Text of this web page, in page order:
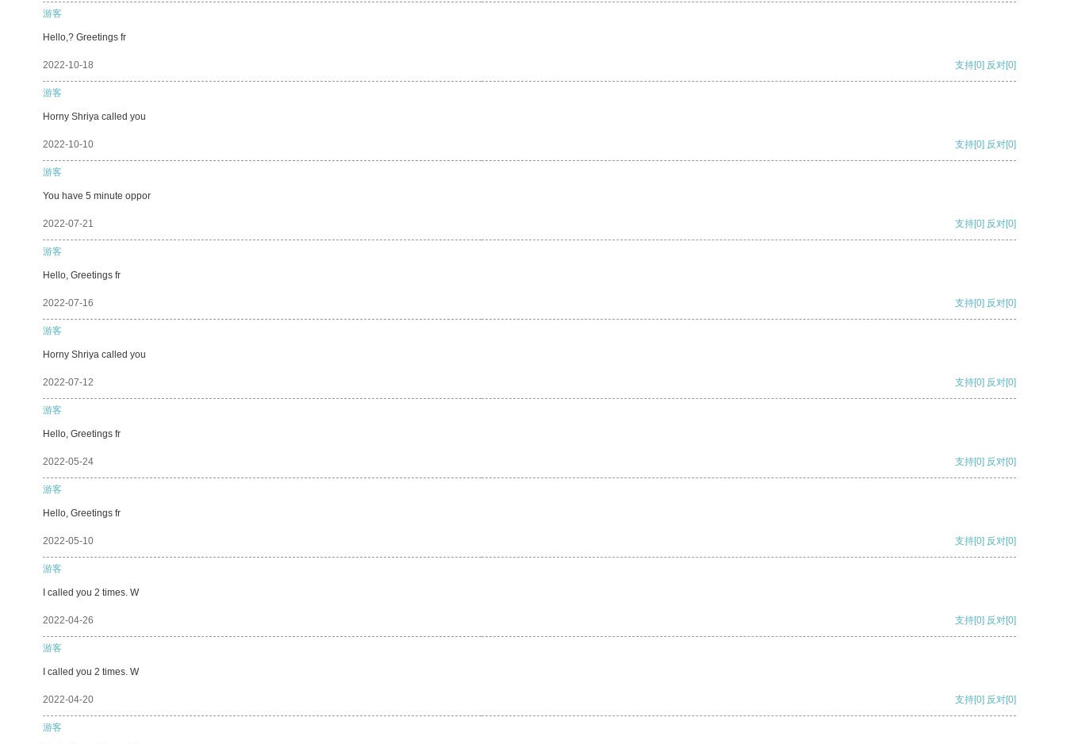
游客
Hello,? Greetings fr
2022-10-18 支持[0] 反对[0]
游客
Horny Shriya called you
2022-10-10 支持[0] 反对[0]
游客
You have 5 minute oppor
2022-07-21 支持[0] 反对[0]
游客
Hello, Greetings fr
2022-07-16 支持[0] 反对[0]
游客
Horny Shriya called you
2022-07-12 支持[0] 反对[0]
游客
Hello, Greetings fr
2022-05-24 支持[0] 反对[0]
游客
Hello, Greetings fr
2022-05-10 支持[0] 反对[0]
游客
I called you 2 times. W
2022-04-26 支持[0] 反对[0]
游客
I called you 2 times. W
2022-04-20 支持[0] 反对[0]
游客